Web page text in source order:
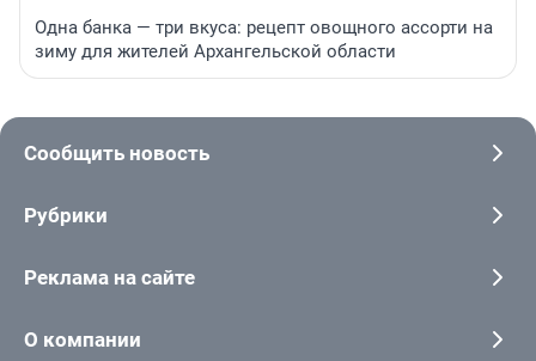
Одна банка — три вкуса: рецепт овощного ассорти на
зиму для жителей Архангельской области
Сообщить новость
Рубрики
Реклама на сайте
О компании